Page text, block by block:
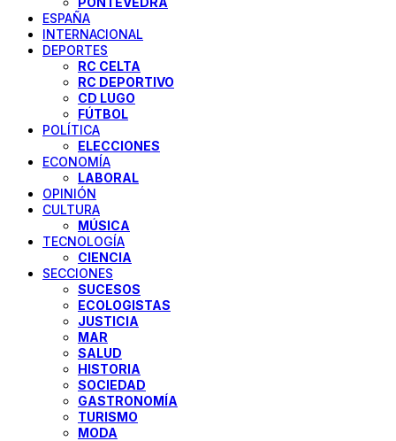
ESPAÑA
INTERNACIONAL
DEPORTES
RC CELTA
RC DEPORTIVO
CD LUGO
FÚTBOL
POLÍTICA
ELECCIONES
ECONOMÍA
LABORAL
OPINIÓN
CULTURA
MÚSICA
TECNOLOGÍA
CIENCIA
SECCIONES
SUCESOS
ECOLOGISTAS
JUSTICIA
MAR
SALUD
HISTORIA
SOCIEDAD
GASTRONOMÍA
TURISMO
MODA